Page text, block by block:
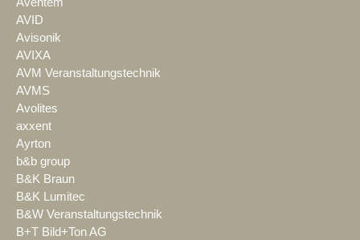
Aventem
AVID
Avisonik
AVIXA
AVM Veranstaltungstechnik
AVMS
Avolites
axxent
Ayrton
b&b group
B&K Braun
B&K Lumitec
B&W Veranstaltungstechnik
B+T Bild+Ton AG